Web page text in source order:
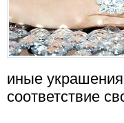
иные
соответствие